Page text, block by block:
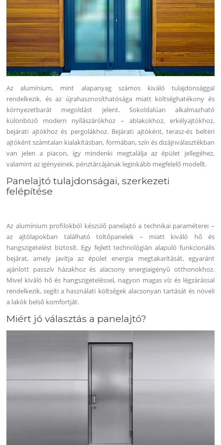
Az alumínium, mint alapanyag számos kiváló tulajdonsággal
rendelkezik, és az újrahasznosíthatósága miatt költséghatékony és
környezetbarát megoldást jelent. Sokoldalúan alkalmazható
különböző modern nyílászárókhoz – ablakokhoz, erkélyajtókhoz,
bejárati ajtókhoz és pergolákhoz. Bejárati ajtóként, terasz-és beltéri
ajtóként számtalan kialakításban, formában, szín és dizájnválasztékban
van jelen a piacon, így mindenki megtalálja az épület jellegéhez,
valamint az igényeinek, pénztárcájának leginkább megfelelő modellt.
Panelajtó tulajdonságai, szerkezeti
felépítése
Az alumínium profilokból készülő panelajtó a technikai paraméterei –
az ajtólapokban található töltőpanelek – miatt kiváló hő és
hangszigetelést biztosít. Egy fejlett technológián alapuló funkcionális
bejárat, amely javítja az épület energia megtakarítását, egyaránt
ajánlott passzív házakhoz és alacsony energiaigényű otthonokhoz.
Mivel kiváló hő és hangszigeteléssel, nagyon magas víz és légzárással
rendelkezik, segíti a használati költségek alacsonyan tartását és növeli
a lakók belső komfortját.
Miért jó választás a panelajtó?